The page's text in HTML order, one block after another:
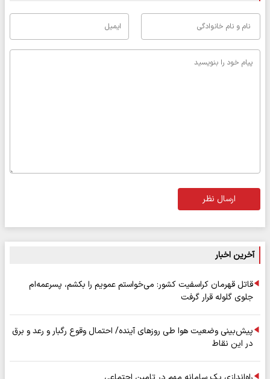
ارسال نظر
آخرین اخبار
قاتل قهرمان کراسفیت کشور: می‌خواستم عمویم را بکشم، پسرعمه‌ام
جلوی گلوله قرار گرفت
پیش‌بینی وضعیت هوا طی روزهای آینده/ احتمال وقوع رگبار و رعد و برق
در این نقاط